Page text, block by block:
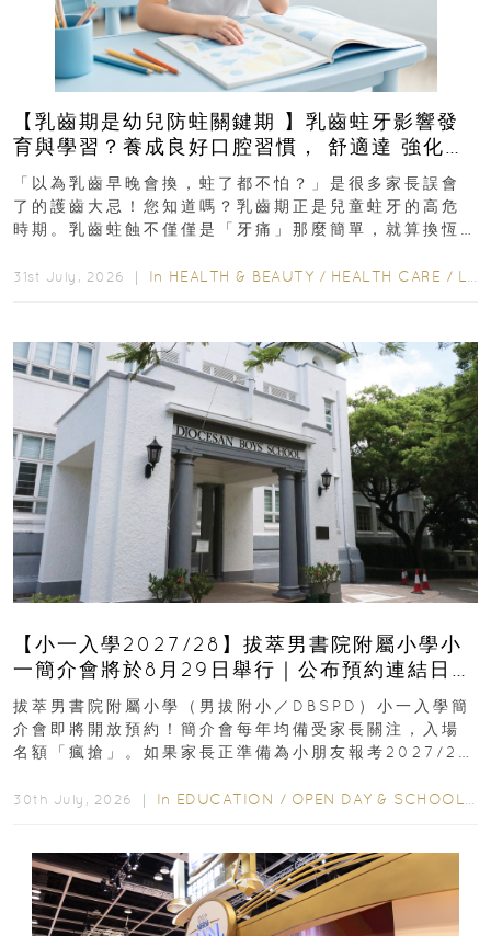
【乳齒期是幼兒防蛀關鍵期 】乳齒蛀牙影響發
育與學習？養成良好口腔習慣， 舒適達 強化琺
瑯質 兒童牙膏防護指南
「以為乳齒早晚會換，蛀了都不怕？」是很多家長誤會
了的護齒大忌！您知道嗎？乳齒期正是兒童蛀牙的高危
時期。乳齒蛀蝕不僅僅是「牙痛」那麼簡單，就算換恆
31st July, 2026 ｜ In HEALTH & BEAUTY / HEALTH CARE / LIFESTYLE
【小一入學2027/28】拔萃男書院附屬小學小
一簡介會將於8月29日舉行｜公布預約連結日期
｜更設有網上重溫
拔萃男書院附屬小學（男拔附小／DBSPD）小一入學簡
介會即將開放預約！簡介會每年均備受家長關注，入場
名額「瘋搶」。如果家長正準備為小朋友報考2027/28
30th July, 2026 ｜ In EDUCATION / OPEN DAY & SCHOOL EVENTS